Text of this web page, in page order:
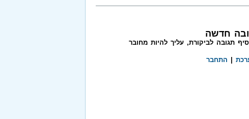
חדשה
תגובה לביקורת, עליך להיות מחובר
התחבר